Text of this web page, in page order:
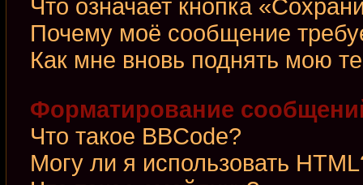
Что означает кнопка
Почему моё сообщение
Как мне вновь поднять мою
Форматирование
Что такое BBCode?
Могу ли я использовать